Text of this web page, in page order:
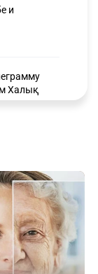
и
Халық
своей